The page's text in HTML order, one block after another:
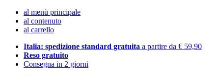
al menù principale
al contenuto
al carrello
Italia: spedizione standard gratuita a partire da € 59,90
Reso gratuito
Consegna in 2 giorni